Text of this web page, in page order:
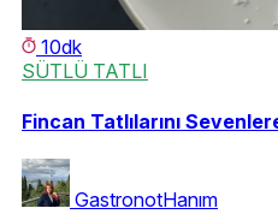
10dk
SÜTLÜ TATLI
Fincan Tatlılarını
GastronotHanım